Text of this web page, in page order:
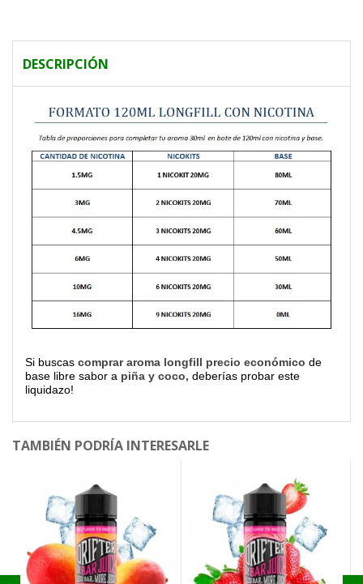
DESCRIPCIÓN
Si buscas comprar aroma longfill precio económico de
base libre sabor a piña y coco, deberías probar este
liquidazo!
TAMBIÉN PODRÍA INTERESARLE